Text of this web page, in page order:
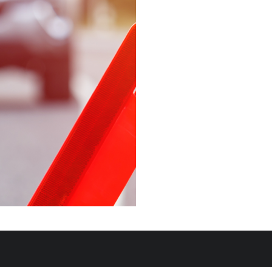
Esta página não está
disponível
このページは現在利用できま
せん
Pagina non disponibile
هذه الصفحة غير متوفرة